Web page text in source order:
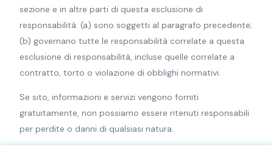
sezione e in altre parti di questa esclusione di
responsabilità: (a) sono soggetti al paragrafo precedente;
(b) governano tutte le responsabilità correlate a questa
esclusione di responsabilità, incluse quelle correlate a
contratto, torto o violazione di obblighi normativi.
Se sito, informazioni e servizi vengono forniti
gratuitamente, non possiamo essere ritenuti responsabili
per perdite o danni di qualsiasi natura.